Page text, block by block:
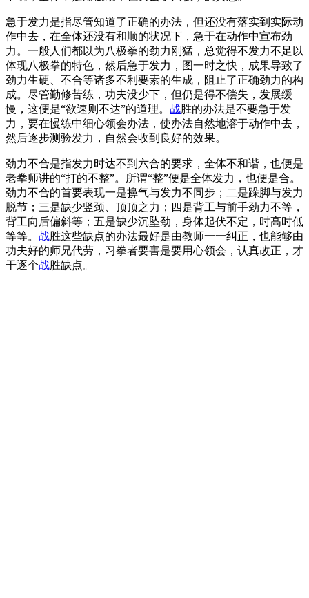
急于发力是指尽管知道了正确的办法，但还没有落实到实际动
作中去，在全体还没有和顺的状况下，急于在动作中宣布劲
力。一般人们都以为八极拳的劲力刚猛，总觉得不发力不足以
体现八极拳的特色，然后急于发力，图一时之快，成果导致了
劲力生硬、不合等诸多不利要素的生成，阻止了正确劲力的构
成。尽管勤修苦练，功夫没少下，但仍是得不偿失，发展缓
慢，这便是“欲速则不达”的道理。 战胜的办法是不要急于发
力，要在慢练中细心领会办法，使办法自然地溶于动作中去，
然后逐步测验发力，自然会收到良好的效果。
劲力不合是指发力时达不到六合的要求，全体不和谐，也便是
老拳师讲的“打的不整”。所谓“整”便是全体发力，也便是合。
劲力不合的首要表现一是擤气与发力不同步；二是跺脚与发力
脱节；三是缺少竖颈、顶顶之力；四是背工与前手劲力不等，
背工向后偏斜等；五是缺少沉坠劲，身体起伏不定，时高时低
等等。 战胜这些缺点的办法最好是由教师一一纠正，也能够由
功夫好的师兄代劳，习拳者要害是要用心领会，认真改正，才
干逐个战胜缺点。